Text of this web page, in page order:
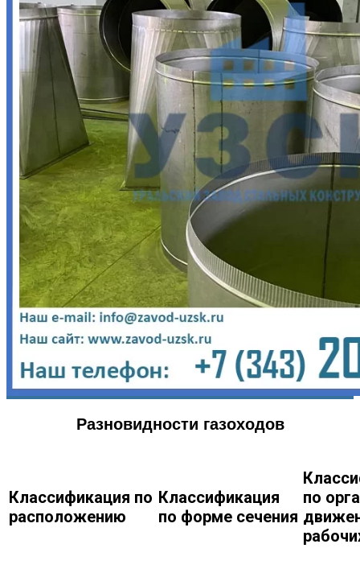
Разновидности газоходов
Классификация по
расположению
Классификация
по форме сечения
по